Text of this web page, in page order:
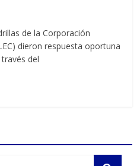
de la Corporación
dieron respuesta oportuna
del